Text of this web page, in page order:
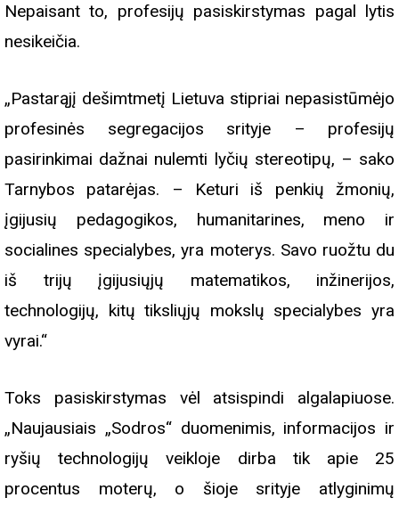
Nepaisant to, profesijų pasiskirstymas pagal lytis
nesikeičia.
„Pastarąjį dešimtmetį Lietuva stipriai nepasistūmėjo
profesinės segregacijos srityje – profesijų
pasirinkimai dažnai nulemti lyčių stereotipų, – sako
Tarnybos patarėjas. – Keturi iš penkių žmonių,
įgijusių pedagogikos, humanitarines, meno ir
socialines specialybes, yra moterys. Savo ruožtu du
iš trijų įgijusiųjų matematikos, inžinerijos,
technologijų, kitų tiksliųjų mokslų specialybes yra
vyrai.“
Toks pasiskirstymas vėl atsispindi algalapiuose.
„Naujausiais „Sodros“ duomenimis, informacijos ir
ryšių technologijų veikloje dirba tik apie 25
procentus moterų, o šioje srityje atlyginimų